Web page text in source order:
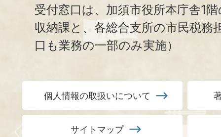
受付窓口は、加須市役所本庁舎1
収納課と、 各総合支所の市民税務
口も業務の一部のみ実施）
個人情報の取扱いについて
サイトマップ